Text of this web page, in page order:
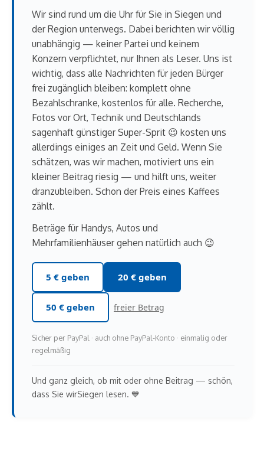
Wir sind rund um die Uhr für Sie in Siegen und
der Region unterwegs. Dabei berichten wir völlig
unabhängig — keiner Partei und keinem
Konzern verpflichtet, nur Ihnen als Leser. Uns ist
wichtig, dass alle Nachrichten für jeden Bürger
frei zugänglich bleiben: komplett ohne
Bezahlschranke, kostenlos für alle. Recherche,
Fotos vor Ort, Technik und Deutschlands
sagenhaft günstiger Super-Sprit 😉 kosten uns
allerdings einiges an Zeit und Geld. Wenn Sie
schätzen, was wir machen, motiviert uns ein
kleiner Beitrag riesig — und hilft uns, weiter
dranzubleiben. Schon der Preis eines Kaffees
zählt.
Beträge für Handys, Autos und
Mehrfamilienhäuser gehen natürlich auch 😉
5 € geben 20 € geben
50 € geben freier Betrag
Sicher per PayPal · auch ohne PayPal-Konto · einmalig oder
regelmäßig
Und ganz gleich, ob mit oder ohne Beitrag — schön,
dass Sie wirSiegen lesen. 💙